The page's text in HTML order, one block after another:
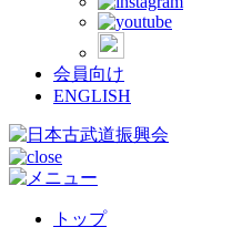
会員向け
ENGLISH
トップ